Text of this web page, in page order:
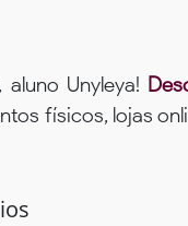
Unyleya!
físicos, lojas